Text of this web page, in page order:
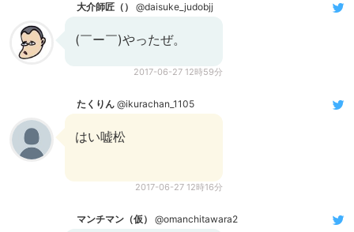
大介師匠（） @daisuke_judobjj
(￣ー￣)やったぜ。
2017-06-27 12時59分
たくりん @ikurachan_1105
はい嘘松
2017-06-27 12時16分
マンチマン（仮） @omanchitawara2